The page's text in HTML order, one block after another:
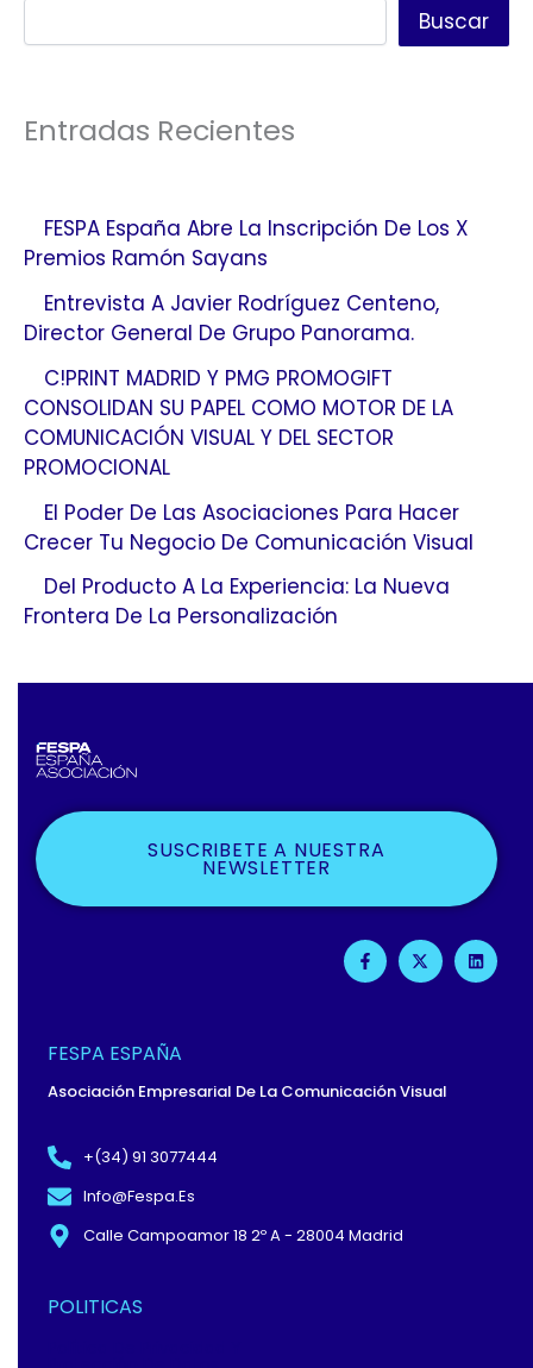
Buscar
Entradas Recientes
FESPA España Abre La Inscripción De Los X
Premios Ramón Sayans
Entrevista A Javier Rodríguez Centeno,
Director General De Grupo Panorama.
C!PRINT MADRID Y PMG PROMOGIFT
CONSOLIDAN SU PAPEL COMO MOTOR DE LA
COMUNICACIÓN VISUAL Y DEL SECTOR
PROMOCIONAL
El Poder De Las Asociaciones Para Hacer
Crecer Tu Negocio De Comunicación Visual
Del Producto A La Experiencia: La Nueva
Frontera De La Personalización
SUSCRIBETE A NUESTRA
NEWSLETTER
F
A
C
F
X
-
T
L
I
N
FESPA ESPAÑA
Asociación Empresarial De La Comunicación Visual
+(34) 91 3077444
Info@fespa.es
Calle Campoamor 18 2º A - 28004 Madrid
POLITICAS